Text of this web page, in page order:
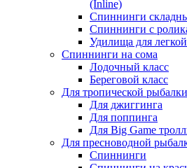
(Inline)
Спиннинги
Спиннинги с
Удилища для
Спиннинги на сома
Лодочный класс
Береговой класс
Для тропической рыбалки
Для джиггинга
Для поппинга
Для Big Game
Для пресноводной
Спиннинги